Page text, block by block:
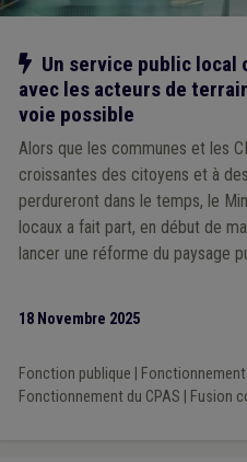
Notre action
Un service public
avec les acteurs de
voie possible
Alors que les communes et les
croissantes des citoyens et à
perdureront dans le temps, le
locaux a fait part, en début de mandature, de
lancer une réforme du paysage
18 Novembre 2025
Fonction publique
Fonctionnement du CPAS
Fusion